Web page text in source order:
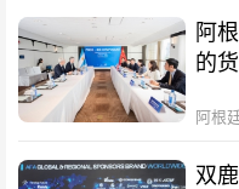
阿
的
阿根
双